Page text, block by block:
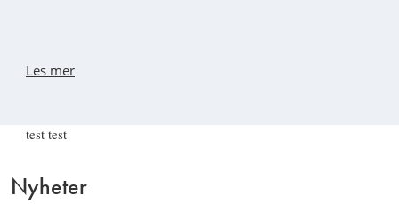
Les mer
test test
Nyheter